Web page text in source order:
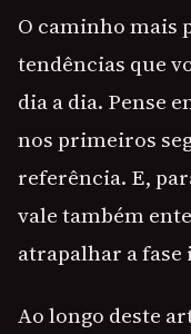
O caminho mais
tendências que
dia a dia. Pense
nos primeiros
referência. E,
vale também
atrapalhar a
Ao longo deste